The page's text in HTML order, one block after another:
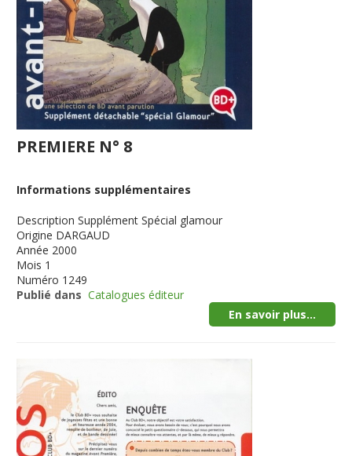
PREMIERE N° 8
Informations supplémentaires
Description Supplément Spécial glamour
Origine DARGAUD
Année 2000
Mois 1
Numéro 1249
Publié dans Catalogues éditeur
En savoir plus...